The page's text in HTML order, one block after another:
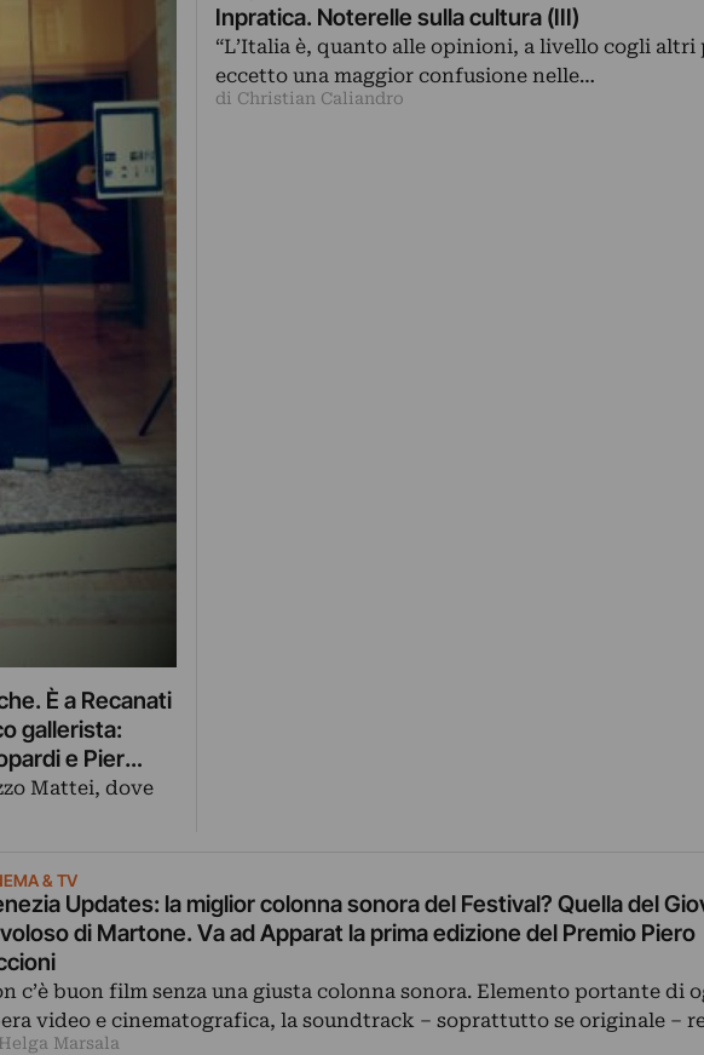
È a Recanati
gallerista:
e Pier
Mattei, dove
Inpratica. Noterelle sulla cultura (III)
“L’Italia è, quanto alle opinioni, a livello cogli altri
eccetto una maggior confusione nelle…
di Christian Caliandro
& TV
Updates: la miglior colonna sonora del Festival? Quella del
di Martone. Va ad Apparat la prima edizione del Premio Piero
c’è buon film senza una giusta colonna sonora. Elemento portante di
video e cinematografica, la soundtrack – soprattutto se originale –
Marsala